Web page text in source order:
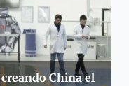
China el